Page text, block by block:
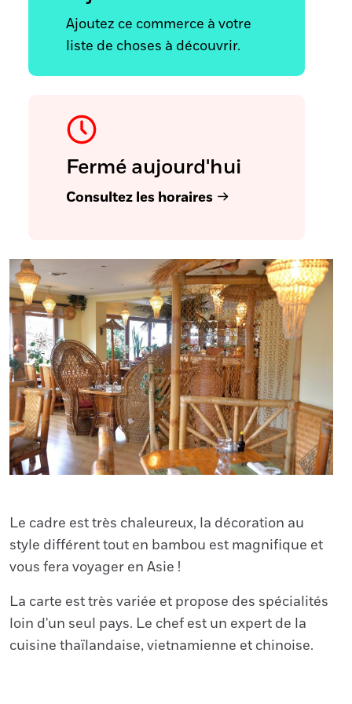
Ajoutez ce commerce à votre
liste de choses à découvrir.
Fermé aujourd'hui
Consultez les horaires
Le cadre est très chaleureux, la décoration au
style différent tout en bambou est magnifique et
vous fera voyager en Asie !
La carte est très variée et propose des spécialités
loin d'un seul pays. Le chef est un expert de la
cuisine thaïlandaise, vietnamienne et chinoise.